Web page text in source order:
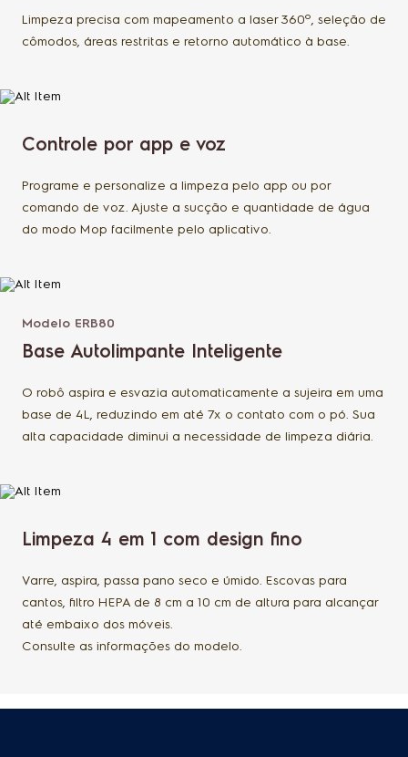
Limpeza precisa com mapeamento a laser 360º, seleção de
cômodos, áreas restritas e retorno automático à base.
Controle por app e voz
Programe e personalize a limpeza pelo app ou por
comando de voz. Ajuste a sucção e quantidade de água
do modo Mop facilmente pelo aplicativo.
Modelo ERB80
Base Autolimpante Inteligente
O robô aspira e esvazia automaticamente a sujeira em uma
base de 4L, reduzindo em até 7x o contato com o pó. Sua
alta capacidade diminui a necessidade de limpeza diária.
Limpeza 4 em 1 com design fino
Varre, aspira, passa pano seco e úmido. Escovas para
cantos, filtro HEPA de 8 cm a 10 cm de altura para alcançar
até embaixo dos móveis.
Consulte as informações do modelo.